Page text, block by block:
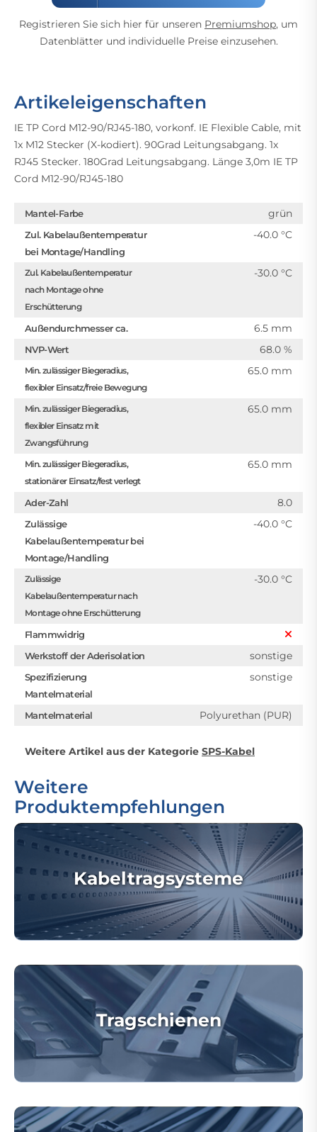
Registrieren Sie sich hier für unseren Premiumshop, um
Datenblätter und individuelle Preise einzusehen.
Artikeleigenschaften
IE TP Cord M12-90/RJ45-180, vorkonf. IE Flexible Cable, mit
1x M12 Stecker (X-kodiert). 90Grad Leitungsabgang. 1x
RJ45 Stecker. 180Grad Leitungsabgang. Länge 3,0m IE TP
Cord M12-90/RJ45-180
Mantel-Farbe grün
Zul. Kabelaußentemperatur
bei Montage/Handling
-40.0 °C
Zul. Kabelaußentemperatur
nach Montage ohne
Erschütterung
-30.0 °C
Außendurchmesser ca. 6.5 mm
NVP-Wert 68.0 %
Min. zulässiger Biegeradius,
flexibler Einsatz/freie Bewegung
65.0 mm
Min. zulässiger Biegeradius,
flexibler Einsatz mit
Zwangsführung
65.0 mm
Min. zulässiger Biegeradius,
stationärer Einsatz/fest verlegt
65.0 mm
Ader-Zahl 8.0
Zulässige
Kabelaußentemperatur bei
Montage/Handling
-40.0 °C
Zulässige
Kabelaußentemperatur nach
Montage ohne Erschütterung
-30.0 °C
Flammwidrig
Werkstoff der Aderisolation
sonstige
Spezifizierung
Mantelmaterial
sonstige
Mantelmaterial Polyurethan (PUR)
Weitere Artikel aus der Kategorie SPS-Kabel
Weitere
Produktempfehlungen
Kabeltragsysteme
Tragschienen